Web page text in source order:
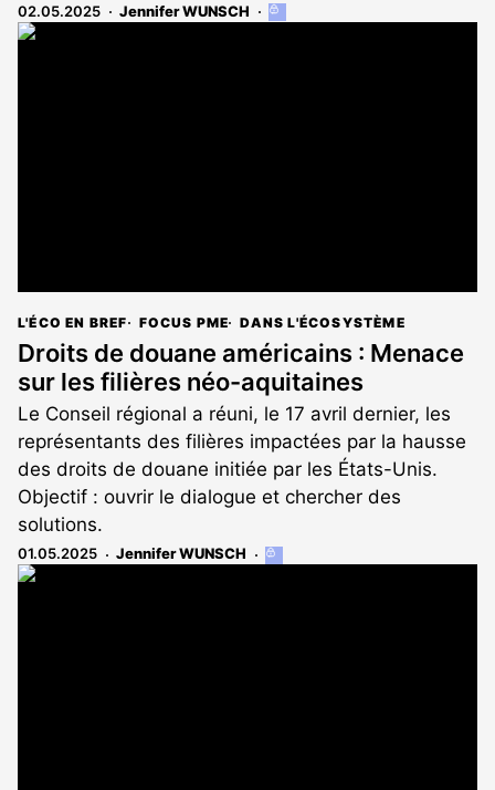
02.05.2025 Jennifer WUNSCH
Cet
L'ÉCO EN BREF FOCUS PME DANS L'ÉCOSYSTÈME
Droits de douane américains : Menace
sur les filières néo-aquitaines
Le Conseil régional a réuni, le 17 avril dernier, les
représentants des filières impactées par la hausse
des droits de douane initiée par les États-Unis.
Objectif : ouvrir le dialogue et chercher des
solutions.
01.05.2025 Jennifer WUNSCH
Cet